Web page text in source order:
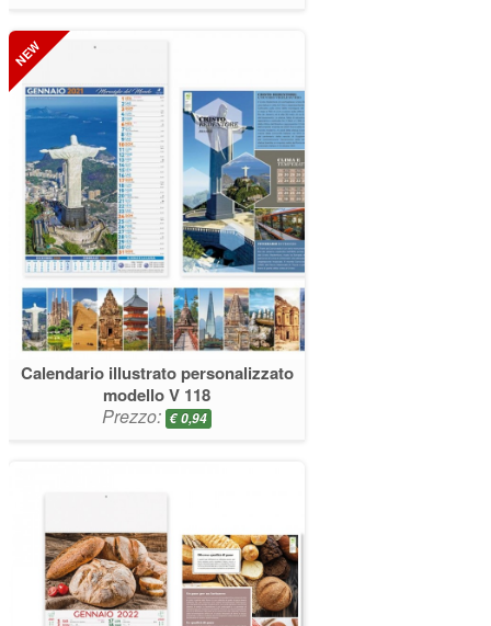
Calendario illustrato personalizzato
modello V 118
Prezzo: €0,94